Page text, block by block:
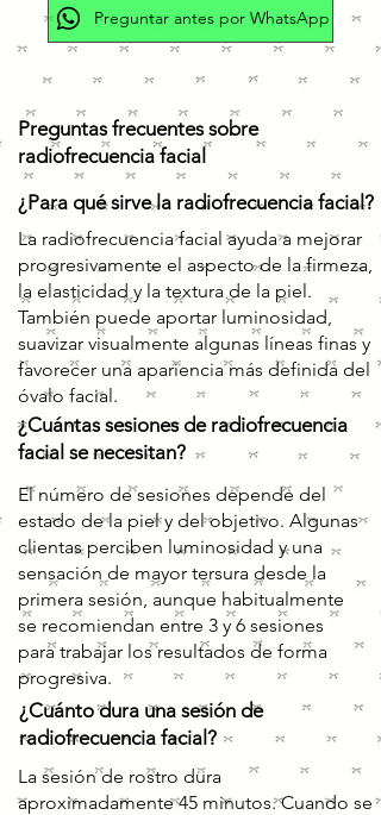
Preguntar antes por WhatsApp
Preguntas frecuentes sobre
radiofrecuencia facial
¿Para qué sirve la radiofrecuencia facial?
La radiofrecuencia facial ayuda a mejorar
progresivamente el aspecto de la firmeza,
la elasticidad y la textura de la piel.
También puede aportar luminosidad,
suavizar visualmente algunas líneas finas y
favorecer una apariencia más definida del
óvalo facial.
¿Cuántas sesiones de radiofrecuencia
facial se necesitan?
El número de sesiones depende del
estado de la piel y del objetivo. Algunas
clientas perciben luminosidad y una
sensación de mayor tersura desde la
primera sesión, aunque habitualmente
se recomiendan entre 3 y 6 sesiones
para trabajar los resultados de forma
progresiva.
¿Cuánto dura una sesión de
radiofrecuencia facial?
La sesión de rostro dura
aproximadamente 45 minutos. Cuando se